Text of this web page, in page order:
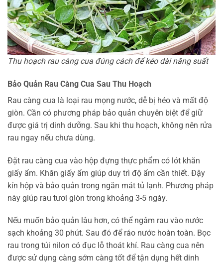
Thu hoạch rau càng cua đúng cách để kéo dài năng suất
Bảo Quản Rau Càng Cua Sau Thu Hoạch
Rau càng cua là loại rau mọng nước, dễ bị héo và mất độ
giòn. Cần có phương pháp bảo quản chuyên biệt để giữ
được giá trị dinh dưỡng. Sau khi thu hoạch, không nên rửa
rau ngay nếu chưa dùng.
Đặt rau càng cua vào hộp đựng thực phẩm có lót khăn
giấy ẩm. Khăn giấy ẩm giúp duy trì độ ẩm cần thiết. Đậy
kín hộp và bảo quản trong ngăn mát tủ lạnh. Phương pháp
này giúp rau tươi giòn trong khoảng 3-5 ngày.
Nếu muốn bảo quản lâu hơn, có thể ngâm rau vào nước
sạch khoảng 30 phút. Sau đó để ráo nước hoàn toàn. Bọc
rau trong túi nilon có đục lỗ thoát khí. Rau càng cua nên
được sử dụng càng sớm càng tốt để tận dụng hết dinh